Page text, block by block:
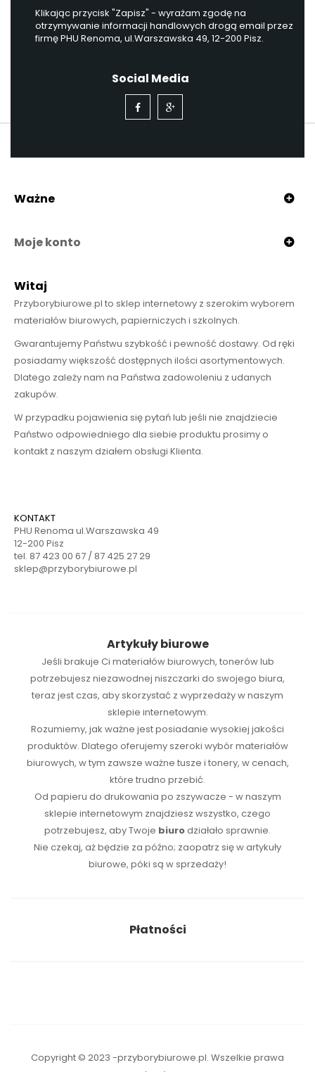
Klikając przycisk "Zapisz" - wyrażam zgodę na
otrzymywanie informacji handlowych drogą email przez
firmę PHU Renoma, ul.Warszawska 49, 12-200 Pisz.
Social Media
Ważne
Moje konto
Witaj
Przyborybiurowe.pl to sklep internetowy z szerokim wyborem
materiałów biurowych, papierniczych i szkolnych.
Gwarantujemy Państwu szybkość i pewność dostawy. Od ręki
posiadamy większość dostępnych ilości asortymentowych.
Dlatego zależy nam na Państwa zadowoleniu z udanych
zakupów.
W przypadku pojawienia się pytań lub jeśli nie znajdziecie
Państwo odpowiedniego dla siebie produktu prosimy o
kontakt z naszym działem obsługi Klienta.
KONTAKT
PHU Renoma ul.Warszawska 49
12-200 Pisz
tel. 87 423 00 67 / 87 425 27 29
sklep@przyborybiurowe.pl
Artykuły biurowe
Jeśli brakuje Ci materiałów biurowych, tonerówlub
potrzebujesz niezawodnej niszczarki do swojego biura,
teraz jest czas, aby skorzystać z wyprzedaży w naszym
sklepie internetowym.
Rozumiemy, jak ważne jest posiadanie wysokiej jakości
produktów. Dlatego oferujemy szeroki wybór materiałów
biurowych, w tym zawsze ważne tusze i tonery, w cenach,
które trudno przebić.
Od papieru do drukowania po zszywacze - w naszym
sklepie internetowym znajdziesz wszystko, czego
potrzebujesz, aby Twoje biurodziałało sprawnie.
Nie czekaj, aż będzie za późno; zaopatrz się w artykuły
biurowe, póki są w sprzedaży!
Płatności
Copyright © 2023 -przyborybiurowe.pl. Wszelkie prawa